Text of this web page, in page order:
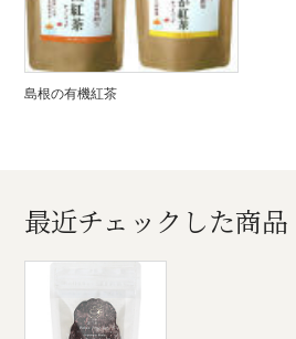
島根の有機紅茶
最近チェックした商品